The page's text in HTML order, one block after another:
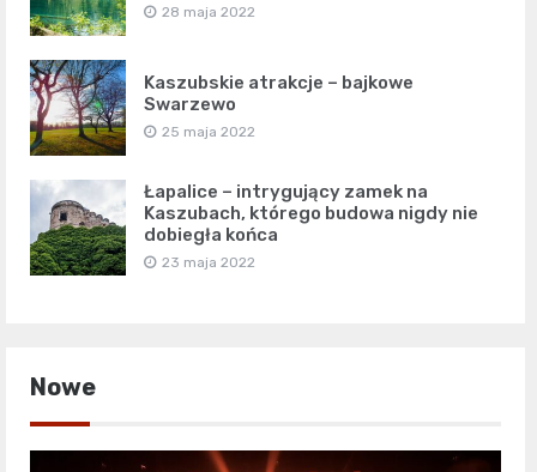
28 maja 2022
Kaszubskie atrakcje – bajkowe
Swarzewo
25 maja 2022
Łapalice – intrygujący zamek na
Kaszubach, którego budowa nigdy nie
dobiegła końca
23 maja 2022
Nowe